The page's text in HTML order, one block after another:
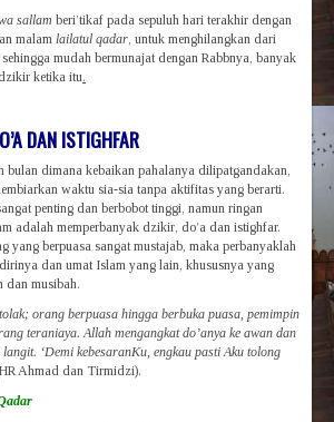
sallam beri’tikaf pada sepuluh hari terakhir dengan
malam lailatul qadar, untuk menghilangkan dari
mudah bermunajat dengan Rabbnya, banyak
ketika itu.
DAN ISTIGHFAR
bulan dimana kebaikan pahalanya dilipatgandakan,
waktu sia-sia tanpa aktifitas yang berarti.
penting dan berbobot tinggi, namun ringan
adalah memperbanyak dzikir, do’a dan istighfar.
yang berpuasa sangat mustajab, maka perbanyaklah
dan umat Islam yang lain, khususnya yang
dan musibah.
orang berpuasa hingga berbuka puasa, pemimpin
teraniaya. Allah mengangkat do’anya ke awan dan
‘Demi kebesaranKu, engkau pasti Aku tolong
Ahmad dan Tirmidzi).